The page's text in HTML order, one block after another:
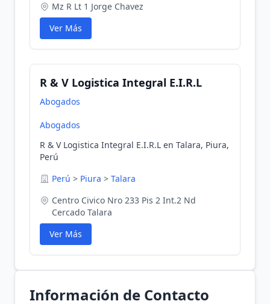
Mz R Lt 1 Jorge Chavez
Ver Más
R & V Logistica Integral E.I.R.L
Abogados
Abogados
R & V Logistica Integral E.I.R.L en Talara, Piura,
Perú
Perú > Piura > Talara
Centro Civico Nro 233 Pis 2 Int.2 Nd
Cercado Talara
Ver Más
Información de Contacto